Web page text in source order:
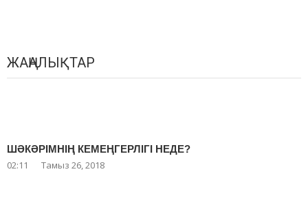
ЖАҢАЛЫҚТАР
ШӘКӘРІМНІҢ КЕМЕҢГЕРЛІГІ НЕДЕ?
02:11 Тамыз 26, 2018